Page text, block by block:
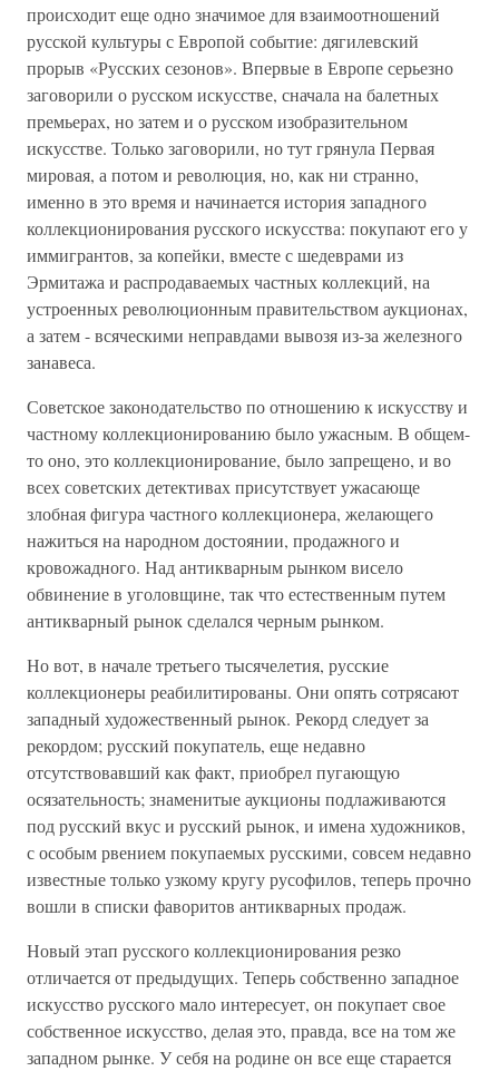
происходит еще одно значимое для взаимоотношений
русской культуры с Европой событие: дягилевский
прорыв «Русских сезонов». Впервые в Европе серьезно
заговорили о русском искусстве, сначала на балетных
премьерах, но затем и о русском изобразительном
искусстве. Только заговорили, но тут грянула Первая
мировая, а потом и революция, но, как ни странно,
именно в это время и начинается история западного
коллекционирования русского искусства: покупают его у
иммигрантов, за копейки, вместе с шедеврами из
Эрмитажа и распродаваемых частных коллекций, на
устроенных революционным правительством аукционах,
а затем - всяческими неправдами вывозя из-за железного
занавеса.
Советское законодательство по отношению к искусству и
частному коллекционированию было ужасным. В общем-
то оно, это коллекционирование, было запрещено, и во
всех советских детективах присутствует ужасающе
злобная фигура частного коллекционера, желающего
нажиться на народном достоянии, продажного и
кровожадного. Над антикварным рынком висело
обвинение в уголовщине, так что естественным путем
антикварный рынок сделался черным рынком.
Но вот, в начале третьего тысячелетия, русские
коллекционеры реабилитированы. Они опять сотрясают
западный художественный рынок. Рекорд следует за
рекордом; русский покупатель, еще недавно
отсутствовавший как факт, приобрел пугающую
осязательность; знаменитые аукционы подлаживаются
под русский вкус и русский рынок, и имена художников,
с особым рвением покупаемых русскими, совсем недавно
известные только узкому кругу русофилов, теперь прочно
вошли в списки фаворитов антикварных продаж.
Новый этап русского коллекционирования резко
отличается от предыдущих. Теперь собственно западное
искусство русского мало интересует, он покупает свое
собственное искусство, делая это, правда, все на том же
западном рынке. У себя на родине он все еще старается